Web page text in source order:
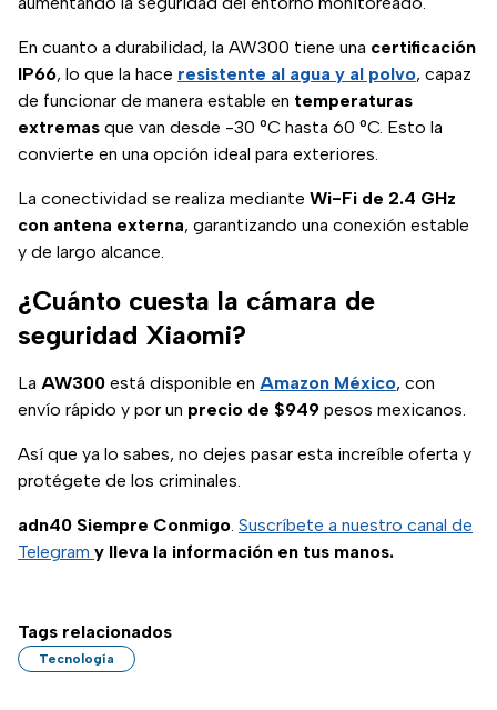
En cuanto a durabilidad, la AW300 tiene una certificación
IP66, lo que la hace resistente al agua y al polvo, capaz
de funcionar de manera estable en temperaturas
extremas que van desde -30 °C hasta 60 °C. Esto la
convierte en una opción ideal para exteriores.
La conectividad se realiza mediante Wi-Fi de 2.4 GHz
con antena externa, garantizando una conexión estable
y de largo alcance.
¿Cuánto cuesta la cámara de
seguridad Xiaomi?
La AW300 está disponible en Amazon México, con
envío rápido y por un precio de $949 pesos mexicanos.
Así que ya lo sabes, no dejes pasar esta increíble oferta y
protégete de los criminales.
adn40 Siempre Conmigo. Suscríbete a nuestro canal de
Telegram y lleva la información en tus manos.
Tags relacionados
Tecnología